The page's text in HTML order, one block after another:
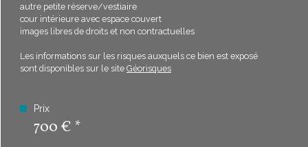
Bilan
ÉNERGÉTIQUE
autre petite réserve/vestiaire
cour intérieure avec espace couvert
images libres de droits et non contractuelles
Les informations sur les risques auxquels ce bien est exposé
sont disponibles sur le site Géorisques
Prix
700 € *